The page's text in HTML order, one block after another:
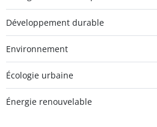
Développement durable
Environnement
Écologie urbaine
Énergie renouvelable